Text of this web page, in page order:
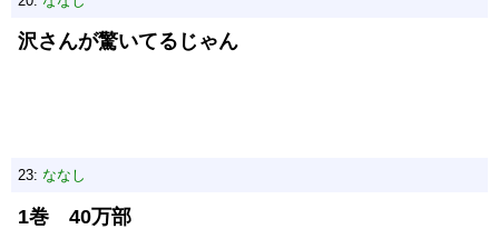
沢さんが驚いてるじゃん
23: ななし
1巻 40万部